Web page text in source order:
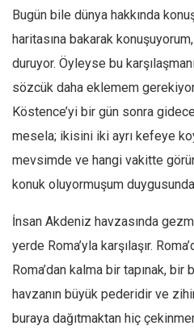
Afrika
İslam Dünyası
Amerika
Avustralya
Tarih
Düşünce
Dosyalar
Bugün bile dünya hakkında
haritasına bakarak
duruyor. Öyleyse bu
sözcük daha eklemem
Köstence’yi bir gün sonra
mesela; ikisini iki ayrı kefeye
mevsimde ve hangi vakitte
konuk oluyormuşum
İnsan Akdeniz havzasında
yerde Roma’yla karşılaşır.
Roma’dan kalma bir tapınak, bir
havzanın büyük pederidir ve
buraya dağıtmaktan hiç